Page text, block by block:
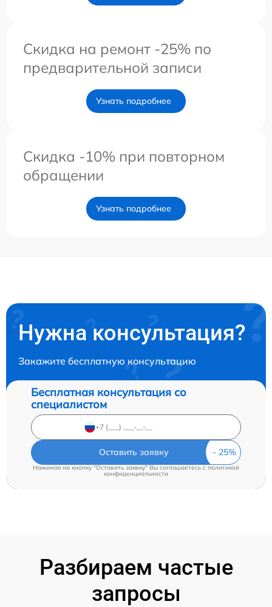
Скидка на ремонт -25% по
предварительной записи
Узнать подробнее
Скидка -10% при повторном
обращении
Узнать подробнее
Нужна консультация?
Закажите бесплатную консультацию
Бесплатная консультация со
специалистом
Оставить заявку
Нажимая на кнопку "Оставить заявку" Вы соглашаетесь cполитикой
конфиденциальности
Разбираем частые
запросы